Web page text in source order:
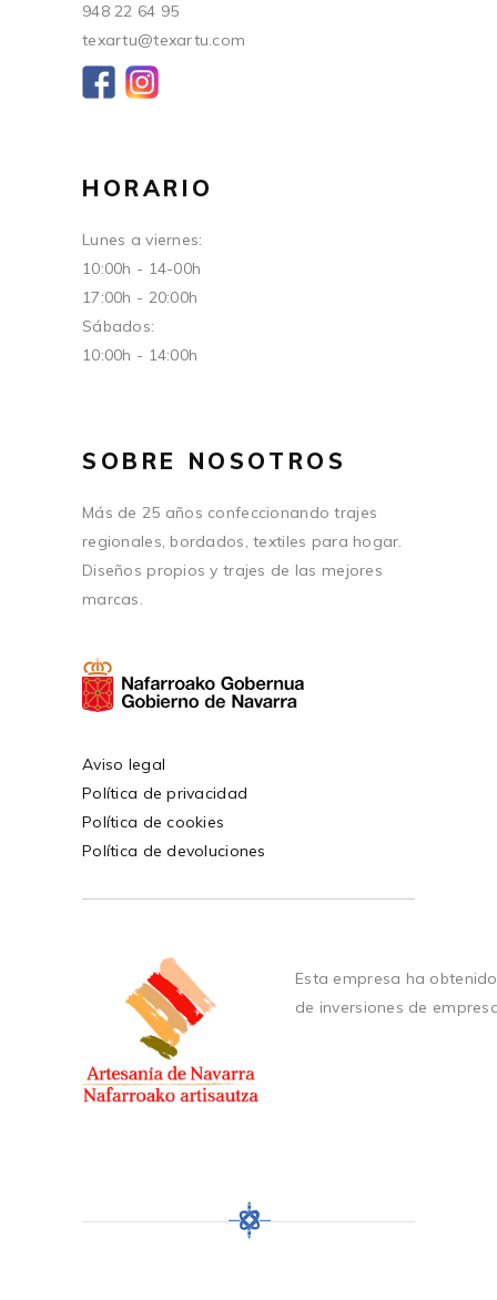
948 22 64 95
texartu@texartu.com
HORARIO
Lunes a viernes:
10:00h - 14-00h
17:00h - 20:00h
Sábados:
10:00h - 14:00h
SOBRE NOSOTROS
Más de 25 años confeccionando trajes
regionales, bordados, textiles para hogar.
Diseños propios y trajes de las mejores
marcas.
Aviso legal
Política de privacidad
Política de cookies
Política de devoluciones
Esta empresa ha
de inversiones de